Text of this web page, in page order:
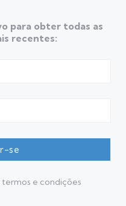
para obter todas as
recentes:
e condições